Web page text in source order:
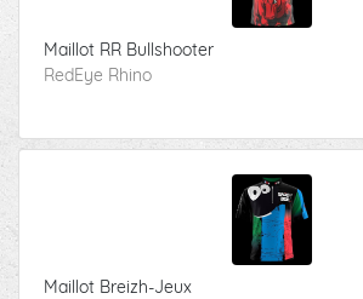
Maillot RR Bullshooter
RedEye Rhino
Maillot Breizh-Jeux